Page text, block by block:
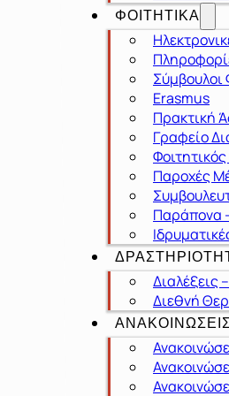
ΦΟΙΤΗΤΙΚΑ
Σύμβουλοι
Erasmus
Πρακτική
Γραφείο
Παροχές
Παράπονα
Διαλέξεις
Διεθνή
ΑΝΑΚΟΙΝΩΣΕΙΣ